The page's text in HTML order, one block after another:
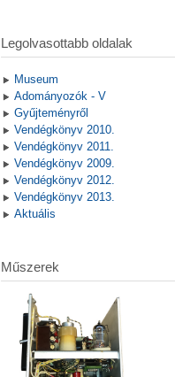
Legolvasottabb oldalak
Museum
Adományozók - V
Gyűjteményről
Vendégkönyv 2010.
Vendégkönyv 2011.
Vendégkönyv 2009.
Vendégkönyv 2012.
Vendégkönyv 2013.
Aktuális
Műszerek